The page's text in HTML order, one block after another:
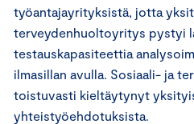
työantajayrityksistä, jotta
terveydenhuoltoyritys pystyi
testauskapasiteettia
ilmasillan avulla. Sosiaali- ja
toistuvasti kieltäytynyt
yhteistyöehdotuksista.